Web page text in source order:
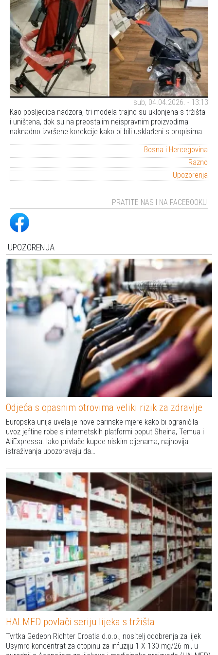
sub, 04.04.2026. - 13:13
Kao posljedica nadzora, tri modela trajno su uklonjena s tržišta
i uništena, dok su na preostalim neispravnim proizvodima
naknadno izvršene korekcije kako bi bili usklađeni s propisima.
Bosna i Hercegovina
Razno
Upozorenja
PRATITE NAS I NA FACEBOOKU
UPOZORENJA
Odjeća s opasnim otrovima veliki rizik za zdravlje
Europska unija uvela je nove carinske mjere kako bi ograničila
uvoz jeftine robe s internetskih platformi poput Sheina, Temua i
AliExpressa. Iako privlače kupce niskim cijenama, najnovija
istraživanja upozoravaju da…
HALMED povlači seriju lijeka s tržišta
Tvrtka Gedeon Richter Croatia d.o.o., nositelj odobrenja za lijek
Usymro koncentrat za otopinu za infuziju 1 X 130 mg/26 ml, u